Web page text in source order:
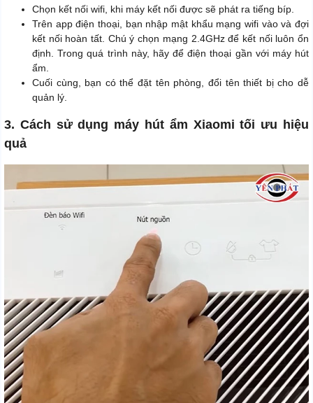
Chọn kết nối wifi, khi máy kết nối được sẽ phát ra tiếng bíp.
Trên app điện thoại, bạn nhập mật khẩu mạng wifi vào và đợi
kết nối hoàn tất. Chú ý chọn mạng 2.4GHz để kết nối luôn ổn
định. Trong quá trình này, hãy để điện thoại gần với máy hút
ẩm.
Cuối cùng, bạn có thể đặt tên phòng, đổi tên thiết bị cho dễ
quản lý.
3. Cách sử dụng máy hút ẩm Xiaomi tối ưu hiệu
quả